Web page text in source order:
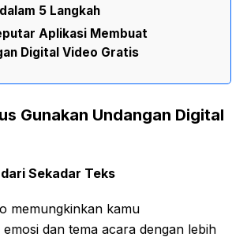
5 Langkah
Aplikasi Membuat
Digital Video Gratis
Gunakan Undangan Digital
Sekadar Teks
memungkinkan kamu
dan tema acara dengan lebih